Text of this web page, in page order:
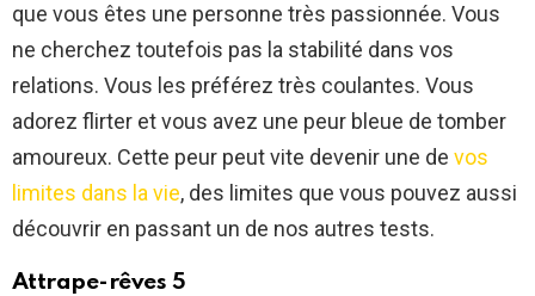
que vous êtes une personne très passionnée. Vous
ne cherchez toutefois pas la stabilité dans vos
relations. Vous les préférez très coulantes. Vous
adorez flirter et vous avez une peur bleue de tomber
amoureux. Cette peur peut vite devenir une de vos
limites dans la vie, des limites que vous pouvez aussi
découvrir en passant un de nos autres tests.
Attrape-rêves 5